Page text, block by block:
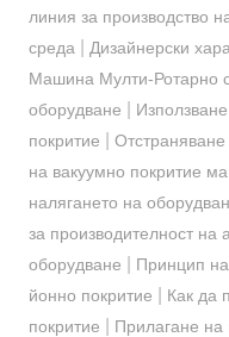
линия за производство
среда
Дизайнерски
Машина Мулти-Ротарно
оборудване
покритие
на вакуумно покритие
налягането на
за производителност на
оборудване
Принцип
йонно покритие
Как да
покритие
Прилагане